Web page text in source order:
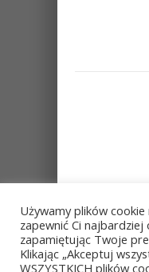
Używamy plików
zapewnić Ci
zapamiętując Twoje
Klikając „Akceptuj
WSZYSTKICH plików